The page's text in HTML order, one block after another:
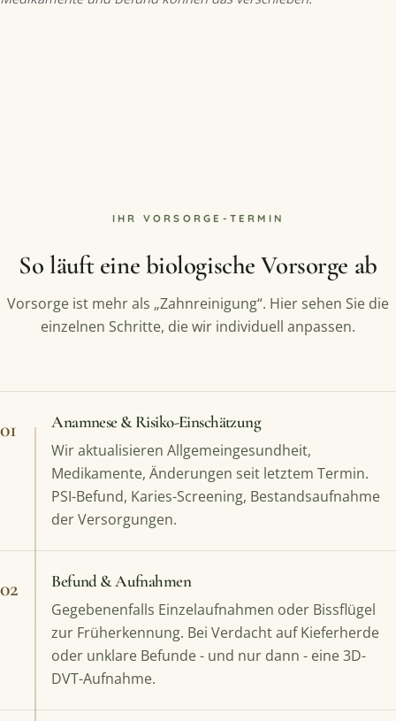
IHR VORSORGE-TERMIN
So läuft eine biologische Vorsorge ab
Vorsorge ist mehr als „Zahnreinigung“. Hier sehen Sie die
einzelnen Schritte, die wir individuell anpassen.
01 Anamnese & Risiko-Einschätzung
Wir aktualisieren Allgemeingesundheit,
Medikamente, Änderungen seit letztem Termin.
PSI-Befund, Karies-Screening, Bestandsaufnahme
der Versorgungen.
02 Befund & Aufnahmen
Gegebenenfalls Einzelaufnahmen oder Bissflügel
zur Früherkennung. Bei Verdacht auf Kieferherde
oder unklare Befunde - und nur dann - eine 3D-
DVT-Aufnahme.